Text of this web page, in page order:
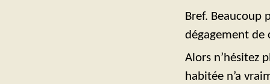
Bref. Beaucoup
dégagement de
Alors n’hésitez
habitée n’a